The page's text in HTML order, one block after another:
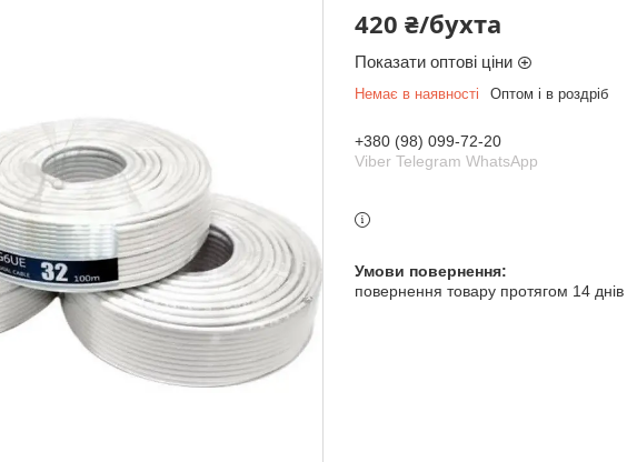
420 ₴/бухта
Показати оптові ціни
Немає в наявності Оптом і в роздріб
+380 (98) 099-72-20
Viber Telegram WhatsApp
повернення товару протягом 14 днів